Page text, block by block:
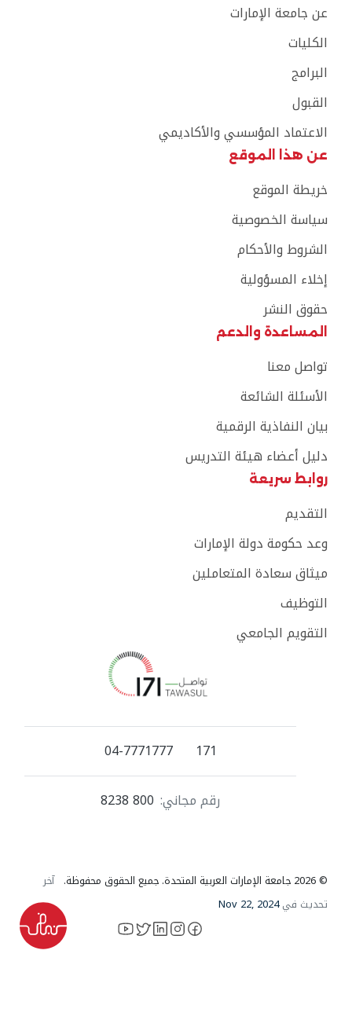
عن جامعة الإمارات
الكليات
البرامج
القبول
الاعتماد المؤسسي والأكاديمي
عن هذا الموقع
خريطة الموقع
سياسة الخصوصية
الشروط والأحكام
إخلاء المسؤولية
حقوق النشر
المساعدة والدعم
تواصل معنا
الأسئلة الشائعة
بيان النفاذية الرقمية
دليل أعضاء هيئة التدريس
روابط سريعة
التقديم
وعد حكومة دولة الإمارات
ميثاق سعادة المتعاملين
التوظيف
التقويم الجامعي
171
04-7771777
رقم مجاني: 800 8238
© 2026 جامعة الإمارات العربية المتحدة. جميع الحقوق محفوظة.
آخر
تحديث فيNov 22, 2024
facebook
instagram
LinkedIn
X
YouTube